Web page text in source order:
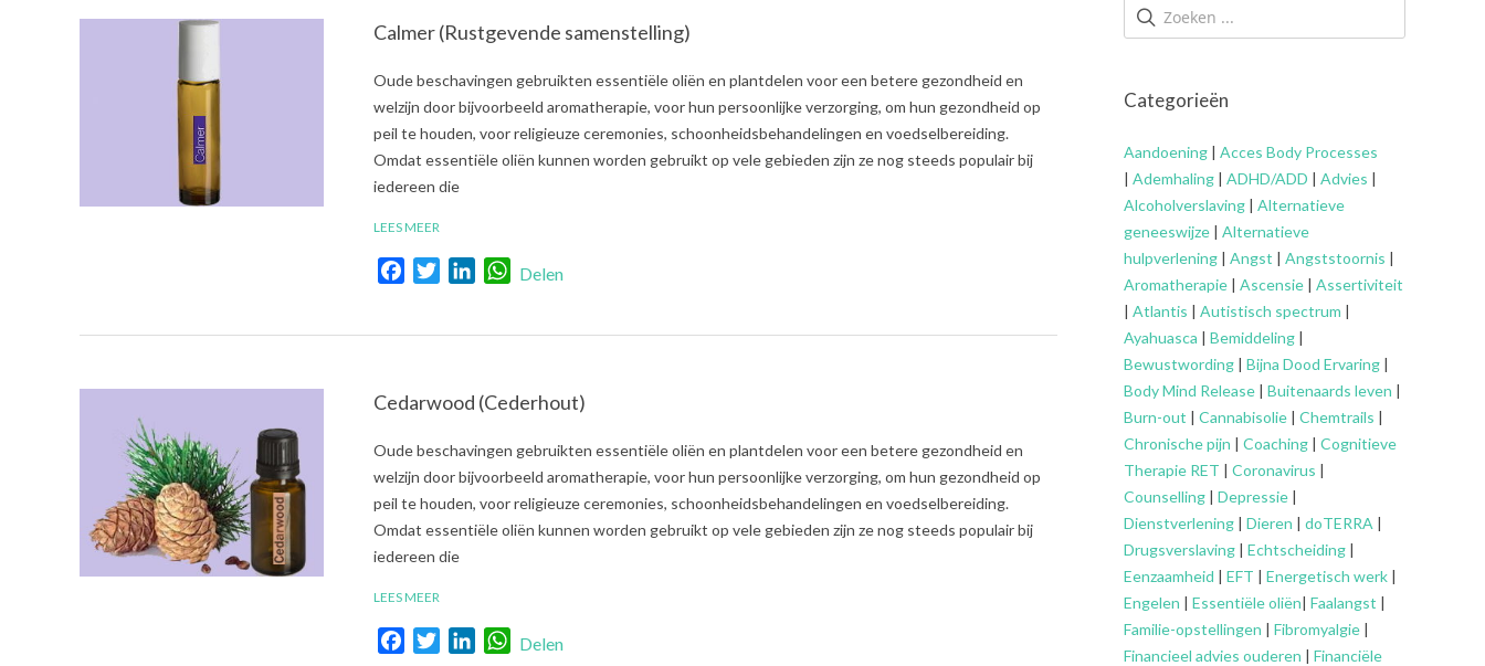
Calmer (Rustgevende samenstelling)
2021-
08-
Oude beschavingen gebruikten essentiële oliën en plantdelen voor een betere gezondheid en
welzijn door bijvoorbeeld aromatherapie, voor hun persoonlijke verzorging, om hun gezondheid op
peil te houden, voor religieuze ceremonies, schoonheidsbehandelingen en voedselbereiding.
Omdat essentiële oliën kunnen worden gebruikt op vele gebieden zijn ze nog steeds populair bij
iedereen die
LEES MEER
FacebookTwitterLinkedInWhatsApp
Delen
Cedarwood (Cederhout)
2021-
07-
Oude beschavingen gebruikten essentiële oliën en plantdelen voor een betere gezondheid en
welzijn door bijvoorbeeld aromatherapie, voor hun persoonlijke verzorging, om hun gezondheid op
peil te houden, voor religieuze ceremonies, schoonheidsbehandelingen en voedselbereiding.
Omdat essentiële oliën kunnen worden gebruikt op vele gebieden zijn ze nog steeds populair bij
iedereen die
LEES MEER
FacebookTwitterLinkedInWhatsApp
Delen
Categorieën
Aandoening | Acces Body Processes
| Ademhaling | ADHD/ADD | Advies |
Alcoholverslaving | Alternatieve
geneeswijze | Alternatieve
hulpverlening | Angst | Angststoornis |
Aromatherapie | Ascensie | Assertiviteit
| Atlantis | Autistisch spectrum |
Ayahuasca | Bemiddeling |
Bewustwording | Bijna Dood Ervaring |
Body Mind Release | Buitenaards leven |
Burn-out | Cannabisolie | Chemtrails |
Chronische pijn | Coaching | Cognitieve
Therapie RET | Coronavirus |
Counselling | Depressie |
Dienstverlening | Dieren | doTERRA |
Drugsverslaving | Echtscheiding |
Eenzaamheid | EFT | Energetisch werk |
Engelen | Essentiële oliën| Faalangst |
Familie-opstellingen | Fibromyalgie |
Financieel advies ouderen | Financiële